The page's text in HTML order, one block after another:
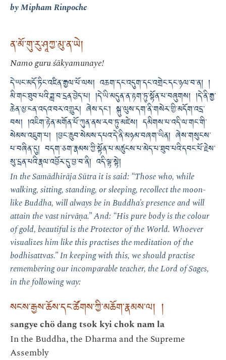
by Mipham Rinpoche
ན་མོ་གུ་རུ་ཤཱཀྱ་མུ་ན་ཡེ།
Namo guru śākyamunaye!
དེ་ཡང་མདོ་ཏིང་འཛིན་རྒྱལ་པོ་ལས། འཆག་དང་འདུག་དང་འགྲེང་དང་ཉལ་བ་ན། །
མི་གང་ཐུབ་པའི་ཟླ་བ་དྲན་བྱེད་པ། །དེ་ཡི་མདུན་ན་རྟག་ཏུ་སྟོན་པ་བཞུགས། །དེ་ནི་རྒྱ་
ཆེན་མྱ་ངན་འདའ་བར་འགྱུར། ཞེས་དང་། སྐུ་ལུས་དག་ནི་གསེར་གྱི་མདོག་འདྲ་
བས། །འཇིག་རྟེན་མགོན་པོ་ཀུན་ནས་རབ་ཏུ་མཛེས། དམིགས་པ་འདི་ལ་གང་གི་
སེམས་འཇུག་པ། །བྱང་ཆུབ་སེམས་དཔའ་དེ་ནི་མཉམ་བཞག་ཡིན། ཞེས་གསུངས་
པ་བཞིན་དུ། བདག་ཅག་རྣམས་ཀྱི་སྟོན་པ་མཚུངས་པ་མེད་པ་ཐུབ་པའི་དབང་པོ་རྗེས་
སུ་དྲན་པའི་རྣལ་འབྱོར་དུ་བྱ་བ་ནི། འདི་ལྟ་སྟེ།
In the Samādhirāja Sūtra it is said: “Those who, while
walking, sitting, standing, or sleeping, recollect the moon-
like Buddha, will always be in Buddha’s presence and will
attain the vast nirvāṇa.” And: “His pure body is the colour
of gold, beautiful is the Protector of the World. Whoever
visualizes him like this practises the meditation of the
bodhisattvas.” In keeping with this, we should practise
remembering our incomparable teacher, the Lord of Sages,
in the following way:
སངས་རྒྱས་ཆོས་དང་ཚོགས་ཀྱི་མཆོག་རྣམས་ལ། །
sangye chö dang tsok kyi chok nam la
In the Buddha, the Dharma and the Supreme
Assembly